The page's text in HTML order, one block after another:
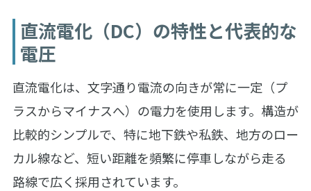
直流電化（DC）の特性と代表的な
電圧
直流電化は、文字通り電流の向きが常に一定（プ
ラスからマイナスへ）の電力を使用します。構造が
比較的シンプルで、特に地下鉄や私鉄、地方のロー
カル線など、短い距離を頻繁に停車しながら走る
路線で広く採用されています。